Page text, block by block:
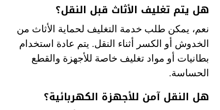
هل يتم تغليف الأثاث قبل النقل؟
نعم، يمكن طلب خدمة التغليف لحماية الأثاث من
الخدوش أو الكسر أثناء النقل. يتم عادة استخدام
بطانيات أو مواد تغليف خاصة للأجهزة والقطع
الحساسة.
هل النقل آمن للأجهزة الكهربائية؟